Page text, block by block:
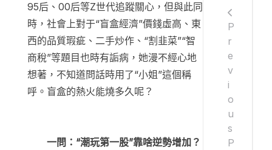
95后、00后等Z世代追蹤關心，但與此同
時，社會上對于“盲盒經濟”價錢虛高、東
西的品質瑕疵、二手炒作、“割韭菜”“智
商稅”等題目也時有詬病，她漫不經心地
想著，不知道問話時用了“小姐”這個稱
呼。盲盒的熱火能燒多久呢？
一問：“潮玩第一股”靠啥逆勢增加？
P
r
e
v
i
o
u
s
P